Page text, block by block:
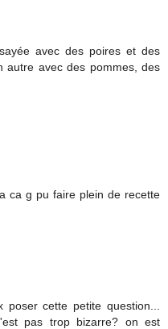
avec des poires et des
autre avec des pommes, des
ca g pu faire plein de recette
cette petite question...
pas trop bizarre? on est